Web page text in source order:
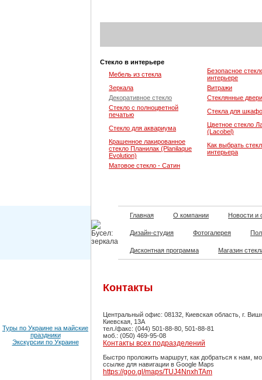
Стекло в интерьере
Мебель из стекла
Безопасное
интерьере
Зеркала
Витражи
Декоративное стекло
Стеклянные двери
Стекло с полноцветной
печатью
Стекла для
Стекло для аквариума
Цветное стекло
(Lacobel)
Крашенное лакированное
стекло Планилак (Planilaque
Evolution)
Как выбрать
интерьера
Матовое стекло - Сатин
Главная О компании Новости и
Дизайн-студия Фотогалерея
Дисконтная программа Магазин
Туры по Украине на майские
праздники
Экскурсии по Украине
Контакты
Центральный офис: 08132, Киевская область, г.
Киевская, 13А
тел./факс: (044) 501-88-80, 501-88-81
моб.: (050) 469-95-08
Контакты всех подразделений
Быстро проложить маршрут, как добраться к нам,
ссылке для навигации в Google Maps
https://goo.gl/maps/TUJ4NnxhTAm